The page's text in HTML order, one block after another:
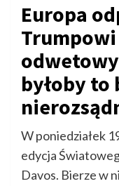
Europa
byłoby to
W poniedziałek
edycja
Davos. Bierze w